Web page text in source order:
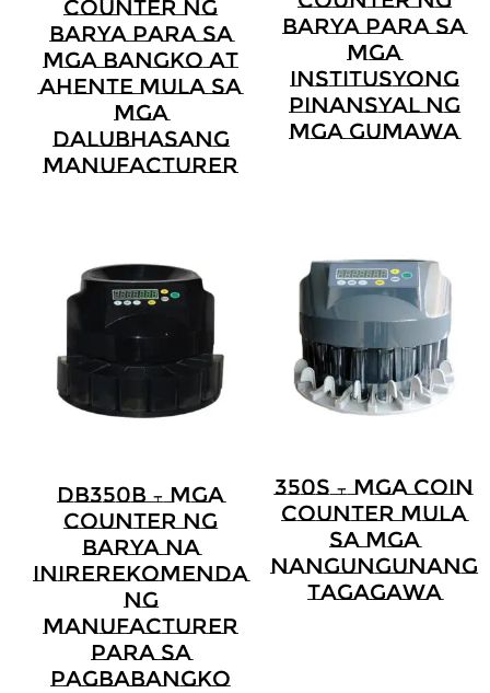
Counter Ng
Barya Para Sa
Mga Bangko At
Ahente Mula Sa
Mga
Dalubhasang
Manufacturer
Barya Para Sa
Mga
Institusyong
Pinansyal Ng
Mga Gumawa
DB350B – Mga
Counter Ng
Barya Na
Inirerekomenda
Ng
Manufacturer
Para Sa
Pagbabangko
350S – Mga Coin
Counter Mula
Sa Mga
Nangungunang
Tagagawa